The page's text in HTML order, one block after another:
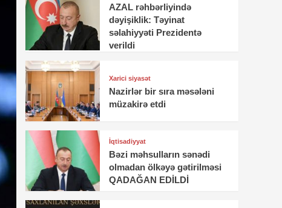
AZAL rəhbərliyində
dəyişiklik: Təyinat
səlahiyyəti Prezidentə
verildi
Xarici siyasət
Nazirlər bir sıra məsələni
müzakirə etdi
İqtisadiyyat
Bəzi məhsulların sənədi
olmadan ölkəyə gətirilməsi
QADAĞAN EDİLDİ